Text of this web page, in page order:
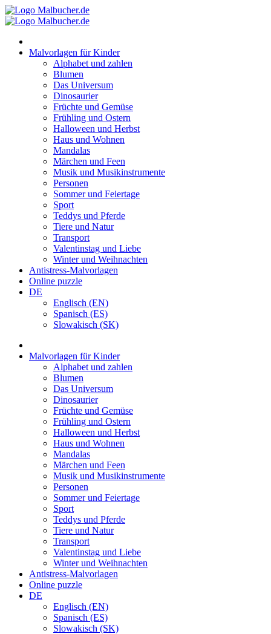
Zum
Inhalt
Malvorlagen für Kinder
Alphabet und zahlen
Blumen
Das Universum
Dinosaurier
Früchte und Gemüse
Frühling und Ostern
Halloween und Herbst
Haus und Wohnen
Mandalas
Märchen und Feen
Musik und Musikinstrumente
Personen
Sommer und Feiertage
Sport
Teddys und Pferde
Tiere und Natur
Transport
Valentinstag und Liebe
Winter und Weihnachten
Antistress-Malvorlagen
Online puzzle
DE
Englisch (EN)
Spanisch (ES)
Slowakisch (SK)
Malvorlagen für Kinder
Alphabet und zahlen
Blumen
Das Universum
Dinosaurier
Früchte und Gemüse
Frühling und Ostern
Halloween und Herbst
Haus und Wohnen
Mandalas
Märchen und Feen
Musik und Musikinstrumente
Personen
Sommer und Feiertage
Sport
Teddys und Pferde
Tiere und Natur
Transport
Valentinstag und Liebe
Winter und Weihnachten
Antistress-Malvorlagen
Online puzzle
DE
Englisch (EN)
Spanisch (ES)
Slowakisch (SK)